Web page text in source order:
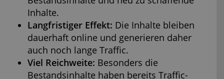
Inhalte.
Langfristiger Effekt: Die Inhalte bleiben
dauerhaft online und generieren daher
auch noch lange Traffic.
Viel Reichweite: Besonders die
Bestandsinhalte haben bereits Traffic-